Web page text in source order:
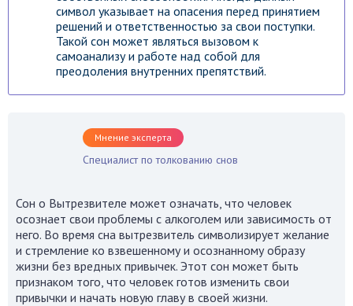
символ указывает на опасения перед принятием
решений и ответственностью за свои поступки.
Такой сон может являться вызовом к
самоанализу и работе над собой для
преодоления внутренних препятствий.
Мнение эксперта
Специалист по толкованию снов
Сон о Вытрезвителе может означать, что человек
осознает свои проблемы с алкоголем или зависимость от
него. Во время сна вытрезвитель символизирует желание
и стремление ко взвешенному и осознанному образу
жизни без вредных привычек. Этот сон может быть
признаком того, что человек готов изменить свои
привычки и начать новую главу в своей жизни.